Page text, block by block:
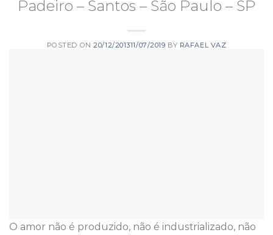
Padeiro – Santos – São Paulo – SP
POSTED ON20/12/201311/07/2019 BY RAFAEL VAZ
O amor não é produzido, não é industrializado, não